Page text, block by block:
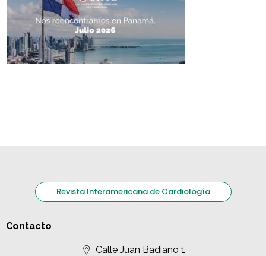
Revista Interamericana de Cardiología
Contacto
Calle Juan Badiano 1